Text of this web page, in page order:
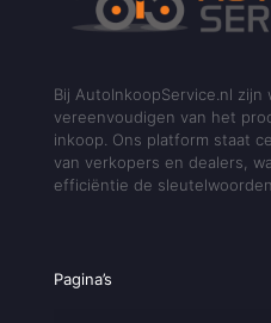
Bij AutoInkoopService.nl
vereenvoudigen van het
inkoop. Ons platform staat
van verkopers en dealers,
efficiëntie de sleutelwoorden
Pagina’s